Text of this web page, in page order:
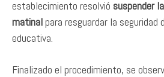
establecimiento resolvió suspender
matinalpara resguardar la seguridad
educativa.
Finalizado el procedimiento, se